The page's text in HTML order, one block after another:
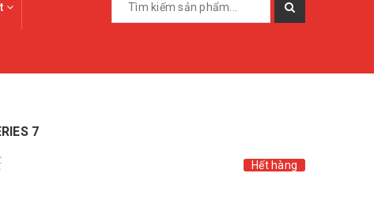
7
Hết hàng